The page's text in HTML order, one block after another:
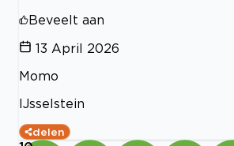
Beveelt aan
13 April 2026
Momo
IJsselstein
delen